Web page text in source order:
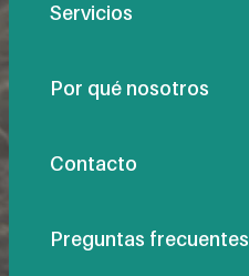
Servicios
Por qué nosotros
Contacto
Preguntas frecuentes